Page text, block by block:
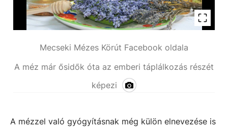
Mecseki Mézes Körút Facebook oldala
A méz már ősidők óta az emberi táplálkozás részét
képezi
A mézzel való gyógyításnak még külön elnevezése is